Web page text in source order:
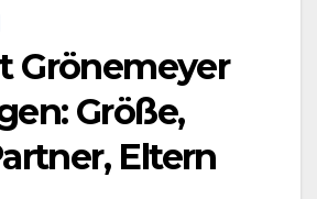
Grönemeyer
Größe,
Eltern